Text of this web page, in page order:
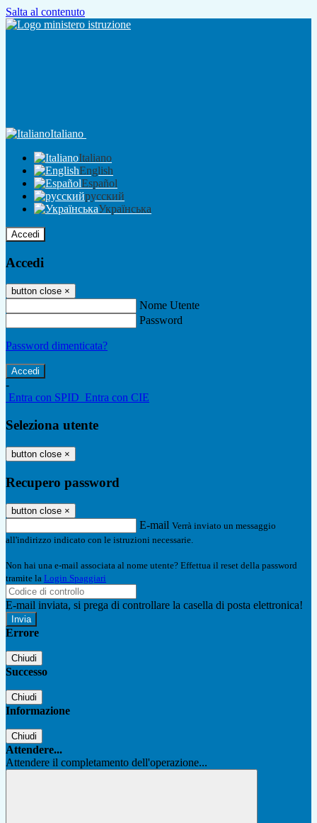
Salta al contenuto
Italiano
Italiano
English
Español
русский
Українська
Accedi
Accedi
button close ×
Nome Utente
Password
Password dimenticata?
-
Entra con SPID Entra con CIE
Seleziona utente
button close ×
Recupero password
button close ×
E-mail Verrà inviato un messaggio
all'indirizzo indicato con le istruzioni necessarie.
Non hai una e-mail associata al nome utente? Effettua il reset della password
tramite la Login Spaggiari
E-mail inviata, si prega di controllare la casella di posta elettronica!
Errore
Chiudi
Successo
Chiudi
Informazione
Chiudi
Attendere...
Attendere il completamento dell'operazione...